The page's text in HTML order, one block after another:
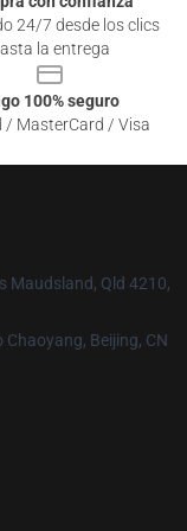
24/7 desde los clics
la entrega
100% seguro
/ MasterCard / Visa
Maudsland, Qld 4210,
Beijing, CN